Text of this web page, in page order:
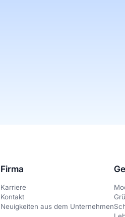
Firma
Karriere
Kontakt
Neuigkeiten aus dem Unternehmen